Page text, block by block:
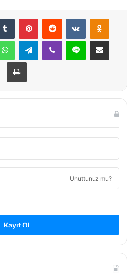
Tumblr PinterestReddit VKontakte
WhatsAppTelegramViber Line E-Posta ile
Yazdır
Unuttunuz mu?
Kayıt Ol